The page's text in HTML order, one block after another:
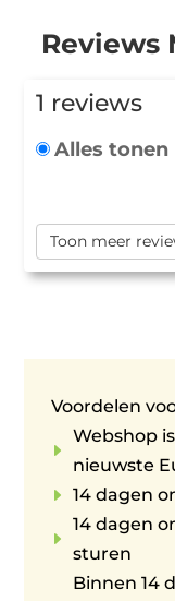
Reviews
1 reviews
Alles tonen
Toon meer
Voordelen
E
Webshop
nieuwste
E 14 dagen
E
14 dagen
sturen
Binnen 14